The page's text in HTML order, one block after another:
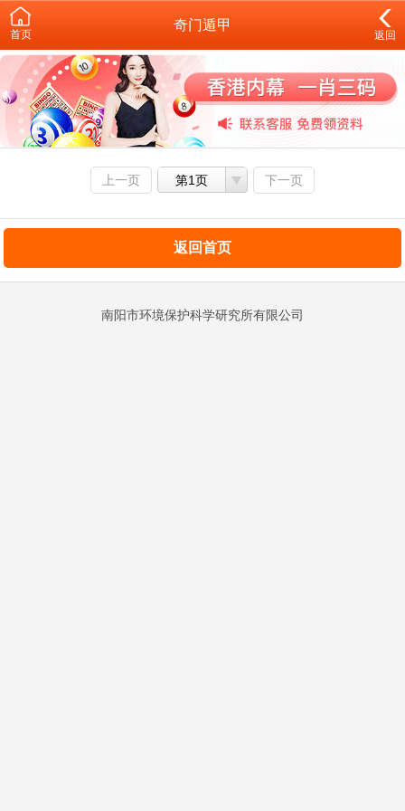
首页
奇门遁甲
返回
上一页 第1页 下一页
返回首页
南阳市环境保护科学研究所有限公司